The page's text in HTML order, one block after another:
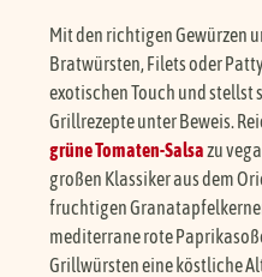
Mit den richtigen Gewürzen
Bratwürsten, Filets oder
exotischen Touch und stellst
Grillrezepte unter Beweis.
grüne Tomaten-Salsazu
großen Klassiker aus dem
fruchtigen
mediterrane rote
Grillwürsten eine köstliche